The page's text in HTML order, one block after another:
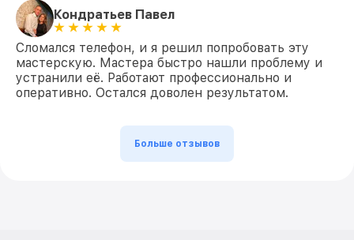
Кондратьев Павел
Сломался телефон, и я решил попробовать эту
мастерскую. Мастера быстро нашли проблему и
устранили её. Работают профессионально и
оперативно. Остался доволен результатом.
Больше отзывов